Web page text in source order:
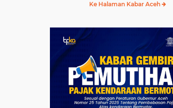
Ke Halaman Kabar Aceh